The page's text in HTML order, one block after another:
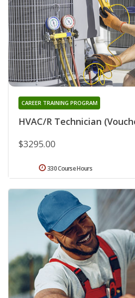
HVAC/R Technician
CAREER TRAINING PROGRAM
$3295.00
330 Course Hours